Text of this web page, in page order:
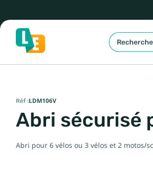
Réf :LDM106V
Abri sécurisé
Abri pour 6 vélos ou 3 vélos et 2 motos/